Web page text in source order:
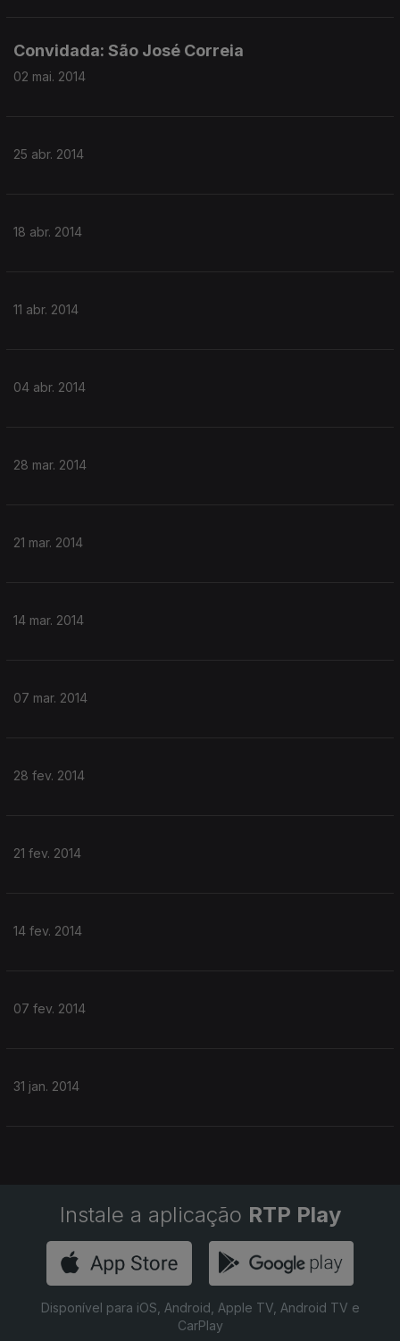
Convidada: São José Correia
02 mai. 2014
25 abr. 2014
18 abr. 2014
11 abr. 2014
04 abr. 2014
28 mar. 2014
21 mar. 2014
14 mar. 2014
07 mar. 2014
28 fev. 2014
21 fev. 2014
14 fev. 2014
07 fev. 2014
31 jan. 2014
Instale a aplicação RTP Play
Disponível para iOS, Android, Apple TV, Android TV e
CarPlay